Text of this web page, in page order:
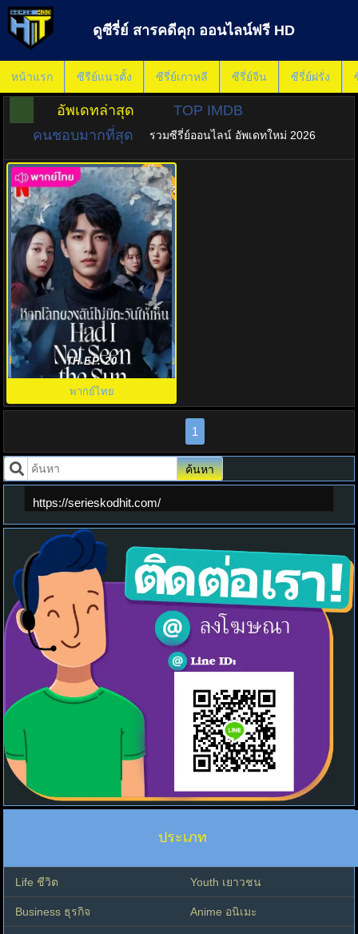
ดูซีรี่ย์ สารคดีคุก ออนไลน์ฟรี HD
หน้าแรก ซีรีย์แนวตั้ง ซีรี่ย์เกาหลี ซีรี่ย์จีน ซีรี่ย์ฝรั่ง
อัพเดทล่าสุด
TOP IMDB
คนชอบมากที่สุด
รวมซีรี่ย์ออนไลน์ อัพเดทใหม่ 2026
หากโลกของฉันไม่มีตะวันให้เห็น
Had I Not Seen The Sun พากไทย
8.0 พากย์ไทย
TH EP. 20
พากย์ไทย
1
ค้นหา
https://serieskodhit.com/
ประเภท
Life ชีวิต Youth เยาวชน
Business ธุรกิจ Anime อนิเมะ